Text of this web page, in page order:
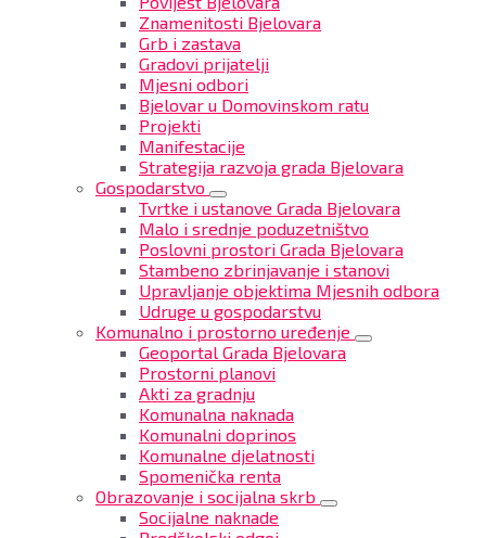
Znamenitosti Bjelovara
Grb i zastava
Gradovi prijatelji
Mjesni odbori
Bjelovar u Domovinskom ratu
Projekti
Manifestacije
Strategija razvoja grada Bjelovara
Gospodarstvo
Tvrtke i ustanove Grada Bjelovara
Malo i srednje poduzetništvo
Poslovni prostori Grada Bjelovara
Stambeno zbrinjavanje i stanovi
Upravljanje objektima Mjesnih odbora
Udruge u gospodarstvu
Komunalno i prostorno uređenje
Geoportal Grada Bjelovara
Prostorni planovi
Akti za gradnju
Komunalna naknada
Komunalni doprinos
Komunalne djelatnosti
Spomenička renta
Obrazovanje i socijalna skrb
Socijalne naknade